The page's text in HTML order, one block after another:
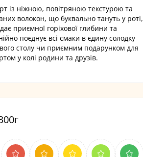
із ніжною, повітряною текстурою та
волокон, що буквально тануть у роті,
приємної горіхової глибини та
поєднує всі смаки в єдину солодку
столу чи приємним подарунком для
у колі родини та друзів.